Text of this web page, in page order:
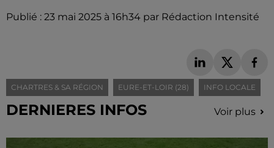
Publié : 23 mai 2025 à 16h34 par Rédaction Intensité
CHARTRES & SA RÉGION EURE-ET-LOIR (28) INFO LOCALE
DERNIERES INFOS Voir plus